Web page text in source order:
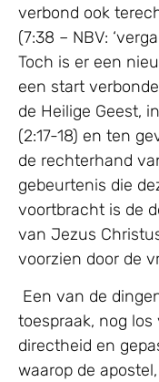
verbond ook
(7:38 – NBV:
Toch is er een
een start
de Heilige Geest,
(2:17-18) en ten
de rechterhand
gebeurtenis die
voortbracht is de
van Jezus
voorzien door de
Een van de
toespraak, nog
directheid en
waarop de